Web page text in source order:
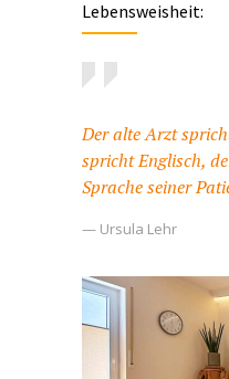
Lebensweisheit:
Der alte Arzt
spricht Englisch,
Sprache seiner
— Ursula Lehr